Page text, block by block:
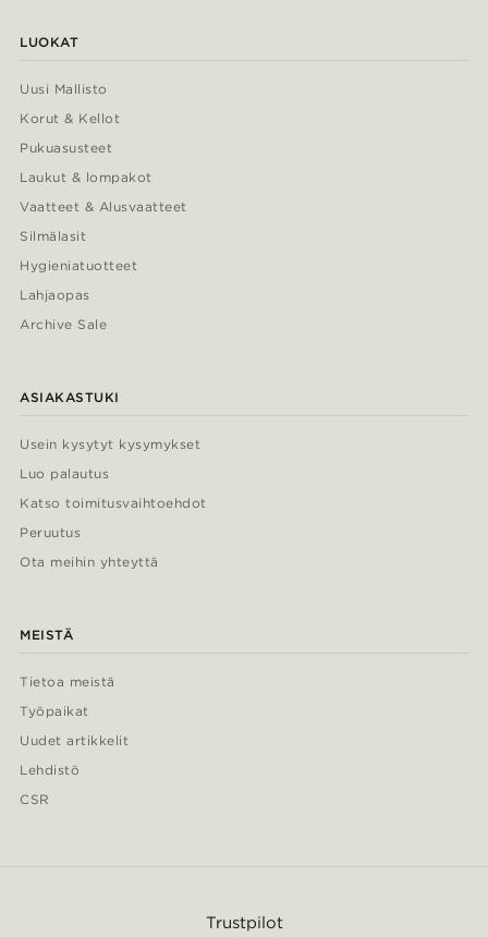
LUOKAT
Uusi Mallisto
Korut & Kellot
Pukuasusteet
Laukut & lompakot
Vaatteet & Alusvaatteet
Silmälasit
Hygieniatuotteet
Lahjaopas
Archive Sale
ASIAKASTUKI
Usein kysytyt kysymykset
Luo palautus
Katso toimitusvaihtoehdot
Peruutus
Ota meihin yhteyttä
MEISTÄ
Tietoa meistä
Työpaikat
Uudet artikkelit
Lehdistö
CSR
Trustpilot